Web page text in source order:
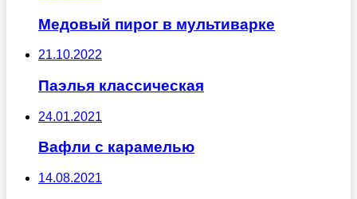
Медовый пирог в мультиварке
21.10.2022
Паэлья классическая
24.01.2021
Вафли с карамелью
14.08.2021